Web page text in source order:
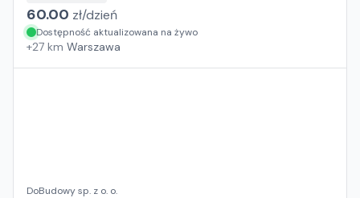
60.00 zł/dzień
Dostępność aktualizowana na żywo
+27 km Warszawa
DoBudowy sp. z o. o.